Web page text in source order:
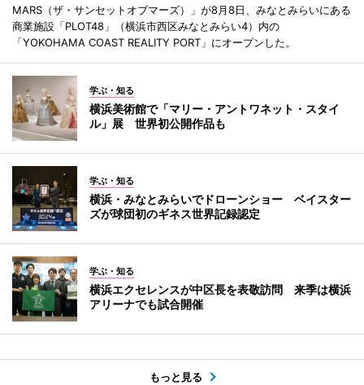
MARS（ザ・サンセットオブマーズ）」が8月8日、みなとみらいにある
商業施設「PLOT48」（横浜市西区みなとみらい4）内の
「YOKOHAMA COAST REALITY PORT」にオープンした。
学ぶ・知る
横浜美術館で「マリー・アントワネット・スタイ
ル」展 世界初公開作品も
学ぶ・知る
横浜・みなとみらいでドローンショー ベイスター
ズが球団初のギネス世界記録認定
学ぶ・知る
横浜エクセレンスが中区長を表敬訪問 来季は横浜
アリーナでも試合開催
もっと見る